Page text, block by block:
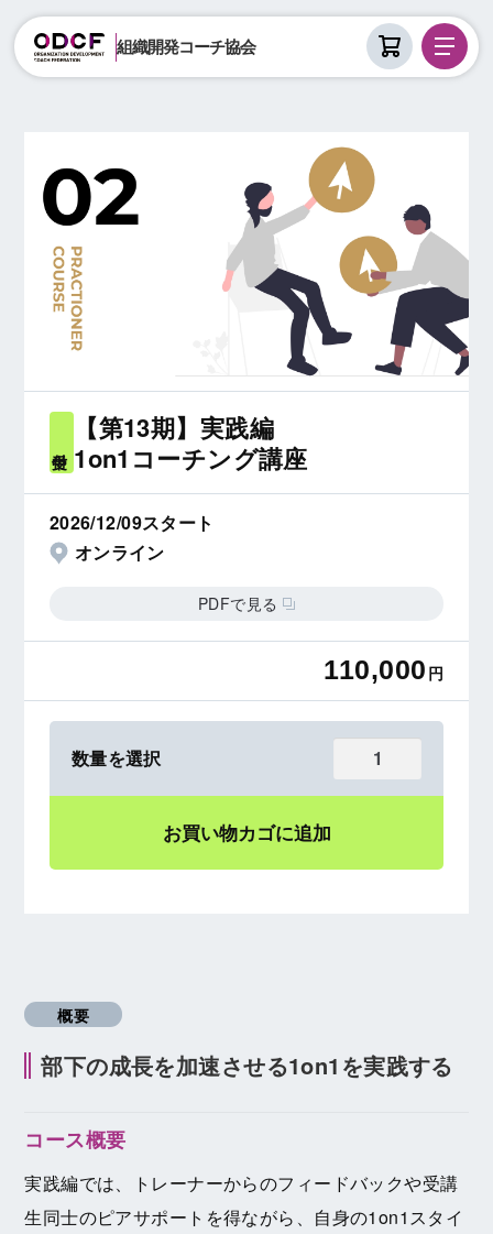
組織開発コーチ協会
【第13期】実践編
1on1コーチング講座
2026/12/09スタート
オンライン
PDFで見る
110,000 円
お買い物カゴに追加
概要
部下の成長を加速させる1on1を実践する
コース概要
実践編では、トレーナーからのフィードバックや受講
生同士のピアサポートを得ながら、自身の1on1スタイ